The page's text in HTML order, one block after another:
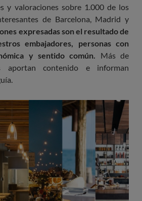
y valoraciones sobre 1.000 de los
de Barcelona, ​​Madrid y
expresadas son el resultado de
embajadores, personas con
y sentido común. Más de
aportan contenido e informan
Imagen